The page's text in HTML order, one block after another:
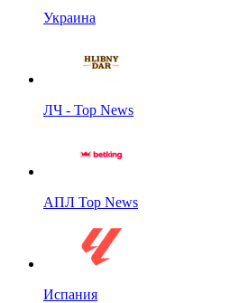
Украина
ЛЧ - Top News
АПЛ Top News
Испания